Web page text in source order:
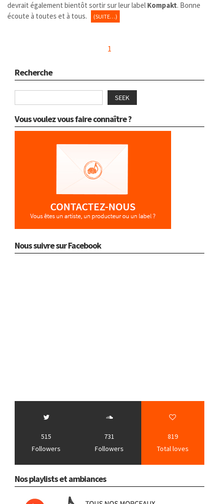
devrait également bientôt sortir sur leur label Kompakt. Bonne
écoute à toutes et à tous.
(SUITE…)
1
Recherche
SEEK
Vous voulez vous faire connaître ?
Nous suivre sur Facebook
515
Followers
731
Followers
819
Total loves
Nos playlists et ambiances